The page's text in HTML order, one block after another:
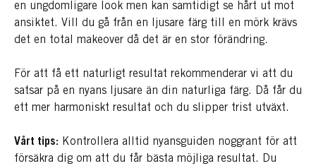
en ungdomligare look men kan samtidigt se hårt ut mot
ansiktet. Vill du gå från en ljusare färg till en mörk krävs
det en total makeover då det är en stor förändring.
För att få ett naturligt resultat rekommenderar vi att du
satsar på en nyans ljusare än din naturliga färg. Då får du
ett mer harmoniskt resultat och du slipper trist utväxt.
Vårt tips: Kontrollera alltid nyansguiden noggrant för att
försäkra dig om att du får bästa möjliga resultat. Du